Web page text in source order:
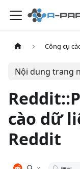
Công cụ
Nội dung trang
cào dữ
Reddit